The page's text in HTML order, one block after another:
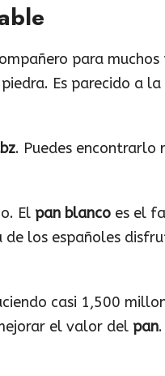
para
Es parecido a
. Puedes encontrarlo
El pan blanco es el
de los españoles
casi 1,500
el valor del pan.